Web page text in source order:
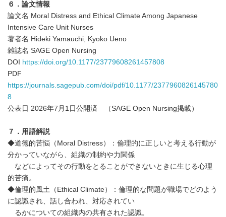
６．論文情報
論文名 Moral Distress and Ethical Climate Among Japanese
Intensive Care Unit Nurses
著者名 Hideki Yamauchi, Kyoko Ueno
雑誌名 SAGE Open Nursing
DOI
https://doi.org/10.1177/23779608261457808
PDF
https://journals.sagepub.com/doi/pdf/10.1177/2377960826145780
8
公表日 2026年7月1日公開済 （SAGE Open Nursing掲載）
７．用語解説
◆道徳的苦悩（Moral Distress）：倫理的に正しいと考える行動が
分かっていながら、組織の制約や力関係
などによってその行動をとることができないときに生じる心理
的苦痛。
◆倫理的風土（Ethical Climate）：倫理的な問題が職場でどのよう
に認識され、話し合われ、対応されてい
るかについての組織内の共有された認識。